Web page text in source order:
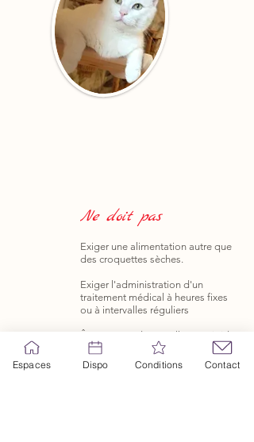
Ne doit pas
Exiger une alimentation autre que
des croquettes sèches.
Exiger l'administration d'un
traitement médical à heures fixes
ou à intervalles réguliers
Être porteur d'une collerette rigide
Exiger un isolement systématique
Espaces Dispo Conditions Contact